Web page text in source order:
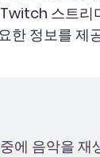
스트
한 정보를 제
에 음악을 재